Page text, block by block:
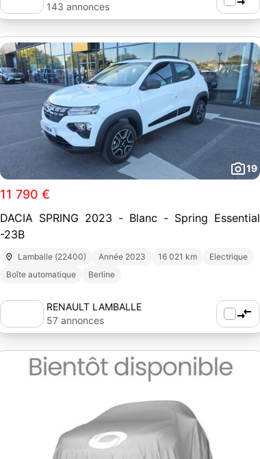
143 annonces
19
11 790 €
DACIA SPRING 2023 - Blanc - Spring Essential
-23B
Lamballe (22400) Année 2023 16 021 km
Electrique
Boîte automatique
Berline
RENAULT LAMBALLE
57 annonces